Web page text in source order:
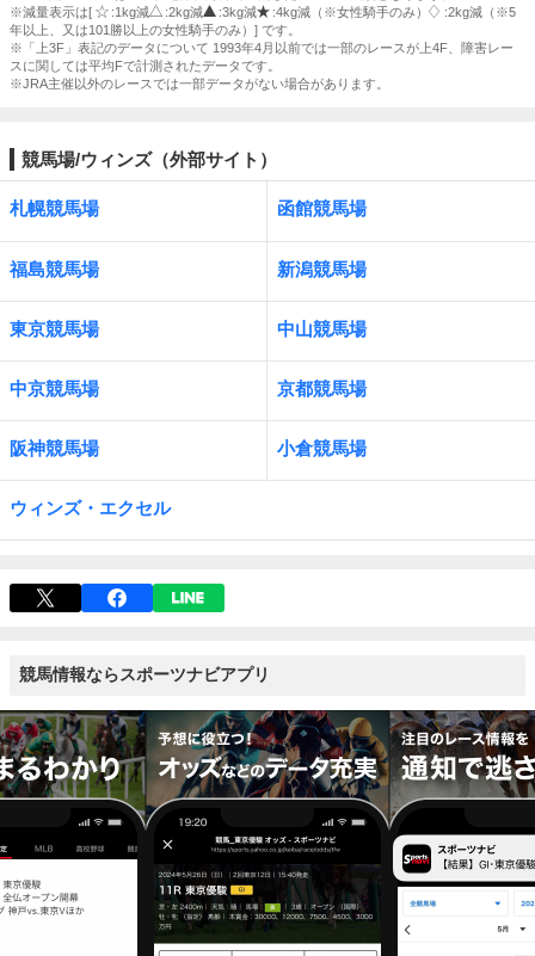
※減量表示は[
:1kg減 :2kg減 :3kg減 :4kg減（※女性騎手のみ）
:2kg減（※5
年以上、又は101勝以上の女性騎手のみ）] です。
※「上3F」表記のデータについて 1993年4月以前では一部のレースが上4F、障害レー
スに関しては平均Fで計測されたデータです。
※JRA主催以外のレースでは一部データがない場合があります。
競馬場/ウィンズ（外部サイト）
札幌競馬場 函館競馬場
福島競馬場 新潟競馬場
東京競馬場 中山競馬場
中京競馬場 京都競馬場
阪神競馬場 小倉競馬場
ウィンズ・エクセル
競馬情報ならスポーツナビアプリ